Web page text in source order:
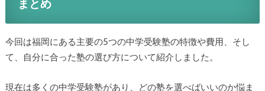
まとめ
今回は福岡にある主要の5つの中学受験塾の特徴や費用、そし
て、自分に合った塾の選び方について紹介しました。
現在は多くの中学受験塾があり、どの塾を選べばいいのか悩ま